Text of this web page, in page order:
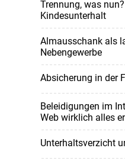
Trennung, was
Kindesunterhalt
Almausschank als
Nebengewerbe
Absicherung in der
Beleidigungen im
Web wirklich alles
Unterhaltsverzicht